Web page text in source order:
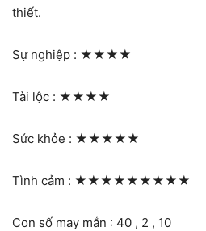
thiết.
Sự nghiệp : ★★★★
Tài lộc : ★★★★
Sức khỏe : ★★★★★
Tình cảm : ★★★★★★★★★
Con số may mắn : 40 , 2 , 10